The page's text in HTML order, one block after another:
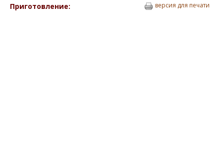
Приготовление: версия для печати